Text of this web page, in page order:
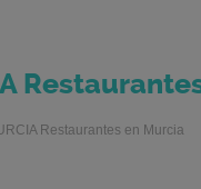
Restaurantes en Murcia